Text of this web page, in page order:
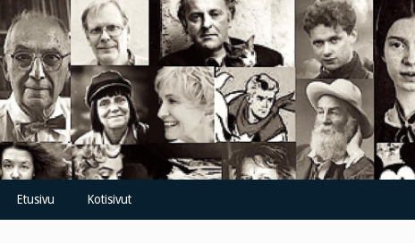
Skip
to
content
Etusivu Kotisivut